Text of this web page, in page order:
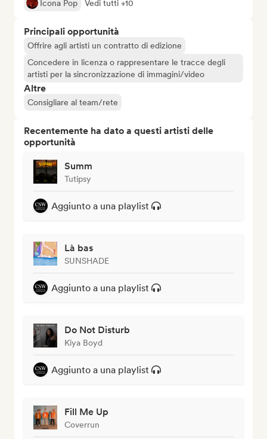
Icona Pop
Vedi tutti +10
Principali opportunità
Offrire agli artisti un contratto di edizione
Concedere in licenza o rappresentare le tracce degli
artisti per la sincronizzazione di immagini/video
Altre
Consigliare al team/rete
Recentemente ha dato a questi artisti delle
opportunità
Summ
Tutipsy
Aggiunto a una playlist
Là bas
SUNSHADE
Aggiunto a una playlist
Do Not Disturb
Kiya Boyd
Aggiunto a una playlist
Fill Me Up
Coverrun